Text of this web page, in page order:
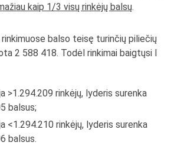
kaip 1/3 visų rinkėjų balsų.
balso teisę turinčių piliečių
2 588 418. Todėl rinkimai baigtųsi I
>1.294.209 rinkėjų, lyderis surenka
balsus;
<1.294.210 rinkėjų, lyderis surenka
balsus.